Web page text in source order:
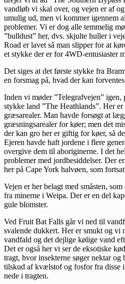
vandløb vi skal over, og vejen er af
umulig ud, men vi kommer igennem
problemer. Vi er dog alle temmelig
”bulldust” her, dvs. skjulte huller i
Road er lavet så man slipper for at
et stykke der er for 4WD-entusiaster
Det siges at det første stykke fra
en forsmag på, hvad der kan
Inden vi møder ”Telegrafvejen” igen,
stykke land ”The Heathlands”. Her
græsarealer. Man havde forsøgt at
græsningsarealer for køer; men det
der kan gro her er giftig for køer, så
Ejeren havde haft jordene i flere
overgive dem til aboriginerne. I det
problemer med jordbesiddelser. Der
her på Cape York halvøen, som
Vejen er her belagt med småsten,
fra minerne i Weipa. Der er en del
gule blomster.
Ved Fruit Bat Falls går vi ned til
svalende dukkert. Her er smukt og vi
vandfald og det dejlige kølige vand
Det er også her vi ser de eksotiske
tragt, hvor insekterne søger nektar og
tilskud af kvælstof og fosfor fra disse
nede i tragten.